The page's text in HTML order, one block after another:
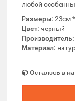
любой
Размеры: 23см
Цвет: черный
Производитель:
Материал:
Осталось в